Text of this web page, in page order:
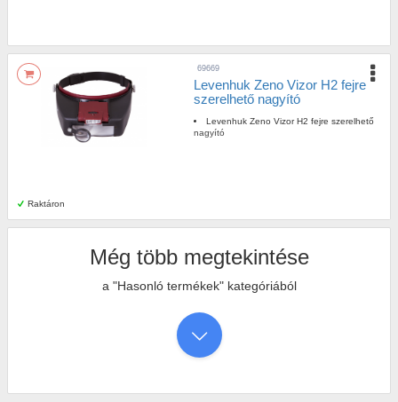
Raktáron
69669
Levenhuk Zeno Vizor H2 fejre
szerelhető nagyító
Levenhuk Zeno Vizor H2 fejre szerelhető
nagyító
Még több megtekintése
a "Hasonló termékek" kategóriából